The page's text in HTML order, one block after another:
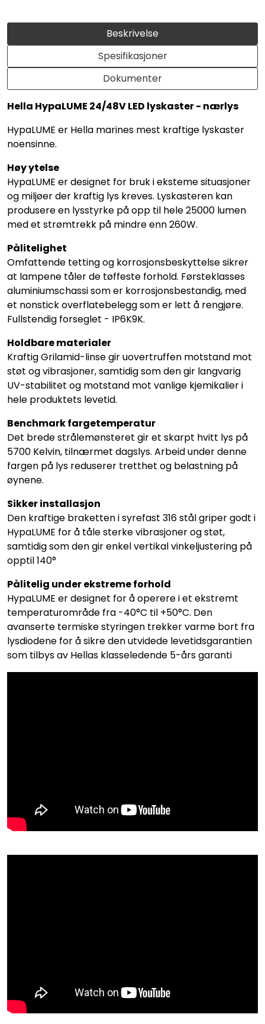
Beskrivelse
Spesifikasjoner
Dokumenter
Hella HypaLUME 24/48V LED lyskaster - nærlys
HypaLUME er Hella marines mest kraftige lyskaster
noensinne.
Høy ytelse
HypaLUME er designet for bruk i eksteme situasjoner
og miljøer der kraftig lys kreves. Lyskasteren kan
produsere en lysstyrke på opp til hele 25000 lumen
med et strømtrekk på mindre enn 260W.
Pålitelighet
Omfattende tetting og korrosjonsbeskyttelse sikrer
at lampene tåler de tøffeste forhold. Førsteklasses
aluminiumschassi som er korrosjonsbestandig, med
et nonstick overflatebelegg som er lett å rengjøre.
Fullstendig forseglet - IP6K9K.
Holdbare materialer
Kraftig Grilamid-linse gir uovertruffen motstand mot
støt og vibrasjoner, samtidig som den gir langvarig
UV-stabilitet og motstand mot vanlige kjemikalier i
hele produktets levetid.
Benchmark fargetemperatur
Det brede strålemønsteret gir et skarpt hvitt lys på
5700 Kelvin, tilnærmet dagslys. Arbeid under denne
fargen på lys reduserer tretthet og belastning på
øynene.
Sikker installasjon
Den kraftige braketten i syrefast 316 stål griper godt i
HypaLUME for å tåle sterke vibrasjoner og støt,
samtidig som den gir enkel vertikal vinkeljustering på
opptil 140°
Pålitelig under ekstreme forhold
HypaLUME er designet for å operere i et ekstremt
temperaturområde fra -40°C til +50°C. Den
avanserte termiske styringen trekker varme bort fra
lysdiodene for å sikre den utvidede levetidsgarantien
som tilbys av Hellas klasseledende 5-års garanti